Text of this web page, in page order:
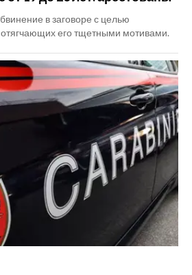
в заговоре с целью
его тщетными мотивами.